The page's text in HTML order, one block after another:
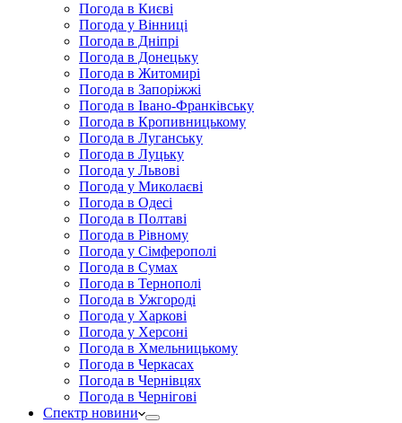
Погода в Києві
Погода у Вінниці
Погода в Дніпрі
Погода в Донецьку
Погода в Житомирі
Погода в Запоріжжі
Погода в Івано-Франківську
Погода в Кропивницькому
Погода в Луганську
Погода в Луцьку
Погода у Львові
Погода у Миколаєві
Погода в Одесі
Погода в Полтаві
Погода в Рівному
Погода у Сімферополі
Погода в Сумах
Погода в Тернополі
Погода в Ужгороді
Погода у Харкові
Погода у Херсоні
Погода в Хмельницькому
Погода в Черкасах
Погода в Чернівцях
Погода в Чернігові
Спектр новини